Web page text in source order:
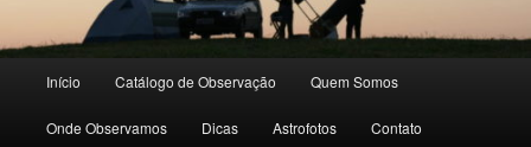
principal
Início Catálogo de Observação Quem Somos
Onde Observamos Dicas Astrofotos Contato